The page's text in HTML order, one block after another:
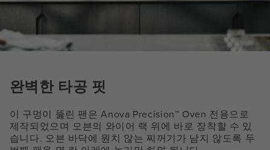
완벽한 타공 핏
이 구멍이 뚫린 팬은 Anova Precision™ Oven 전용으로
제작되었으며 오븐의 와이어 랙 위에 바로 장착할 수 있
습니다. 오븐 바닥에 원치 않는 찌꺼기가 남지 않도록 두